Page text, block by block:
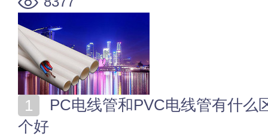
个好